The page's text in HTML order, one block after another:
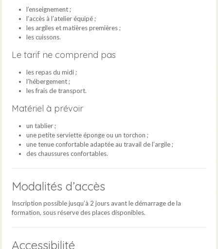
l’enseignement ;
l’accès à l’atelier équipé ;
les argiles et matières premières ;
les cuissons.
Le tarif ne comprend pas
les repas du midi ;
l’hébergement ;
les frais de transport.
Matériel à prévoir
un tablier ;
une petite serviette éponge ou un torchon ;
une tenue confortable adaptée au travail de l’argile ;
des chaussures confortables.
Modalités d’accès
Inscription possible jusqu’à 2 jours avant le démarrage de la
formation, sous réserve des places disponibles.
Accessibilité